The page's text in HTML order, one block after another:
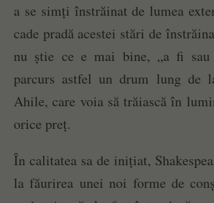
a se simți înstrăinat de lumea
cade pradă acestei stări de
nu știe ce e mai bine, „a fi
parcurs astfel un drum lung de
Ahile, care voia să trăiască în
orice preț.
În calitatea sa de inițiat,
la făurirea unei noi forme de